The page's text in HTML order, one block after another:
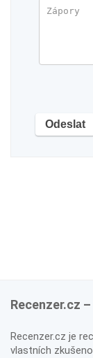
Recenzer.cz
Recenzer.cz je
vlastních